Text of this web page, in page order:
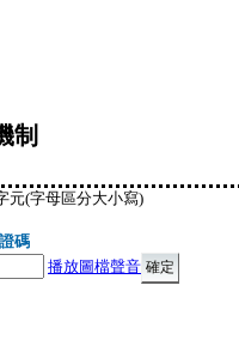
制
元(字母區分大小寫)
碼
播放圖檔聲音